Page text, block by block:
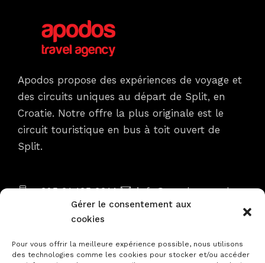
Gérer le consentement aux
cookies
Pour vous offrir la meilleure expérience possible, nous utilisons
des technologies comme les cookies pour stocker et/ou accéder
Apodos propose des expériences de voyage et
des circuits uniques au départ de Split, en
Croatie. Notre offre la plus originale est le
circuit touristique en bus à toit ouvert de
Split.
+385 91 135 9914
info@apodos.com.hr
Gat. Sv. Duje 1, 21000 Split
Lun - Dim
8h00 - 22h00